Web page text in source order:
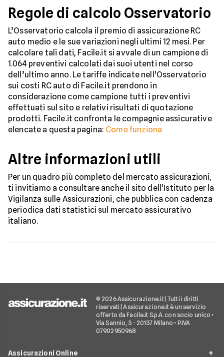
Regole di calcolo Osservatorio
L’Osservatorio calcola il premio di assicurazione RC
auto medio e le sue variazioni negli ultimi 12 mesi. Per
calcolare tali dati, Facile.it si avvale di un campione di
1.064 preventivi calcolati dai suoi utenti nel corso
dell’ultimo anno. Le tariffe indicate nell'Osservatorio
sui costi RC auto di Facile.it prendono in
considerazione come campione tutti i preventivi
effettuati sul sito e relativi risultati di quotazione
prodotti. Facile.it confronta le compagnie assicurative
elencate a questa pagina: Come funziona
Altre informazioni utili
Per un quadro più completo del mercato assicurazioni,
ti invitiamo a consultare anche il sito dell'Istituto per la
Vigilanza sulle Assicurazioni, che pubblica con cadenza
periodica dati statistici sul mercato assicurativo
italiano.
© 2026 Assicurazione.it | Tutti i diritti
riservati | Assicurazione.it è un servizio
offerto da Facile.it S.p.A. con socio unico •
Via Sannio, 3 - 20137 Milano • P.IVA
07902950968
Assicurazioni Online